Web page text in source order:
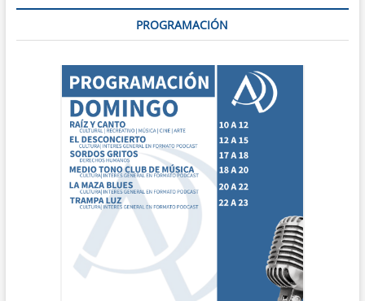
PROGRAMACIÓN